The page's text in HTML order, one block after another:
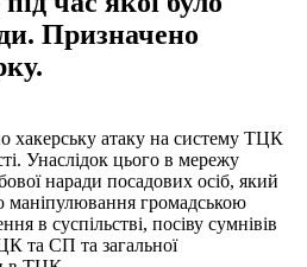
Призначено
хакерську атаку на систему ТЦК
Унаслідок цього в мережу
наради посадових осіб, який
громадською
в суспільстві, посіву сумнівів
та СП та загальної